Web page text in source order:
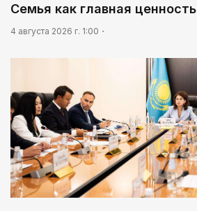
Семья как главная ценность
4 августа 2026 г. 1:00